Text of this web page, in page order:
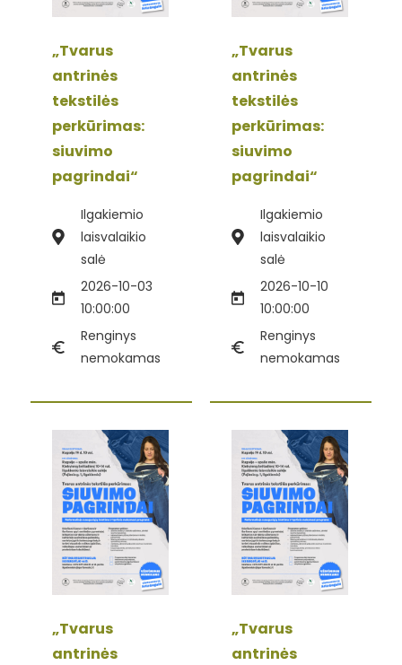
„Tvarus
antrinės
tekstilės
perkūrimas:
siuvimo
pagrindai“
Ilgakiemio
laisvalaikio
salė
2026-10-03
10:00:00
Renginys
nemokamas
„Tvarus
antrinės
tekstilės
perkūrimas:
siuvimo
pagrindai“
Ilgakiemio
laisvalaikio
salė
2026-10-10
10:00:00
Renginys
nemokamas
„Tvarus
antrinės
„Tvarus
antrinės